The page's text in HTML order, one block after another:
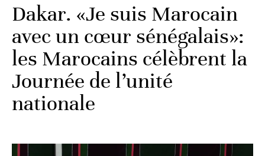
Dakar. «Je suis Marocain
avec un cœur sénégalais»:
les Marocains célèbrent la
Journée de l’unité
nationale